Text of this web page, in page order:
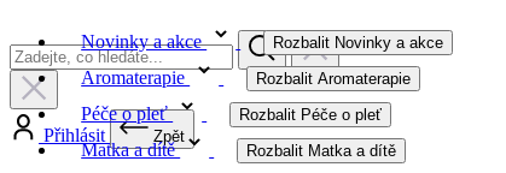
Novinky a akce Rozbalit Novinky a akce
Aromaterapie Rozbalit Aromaterapie
Péče o pleť Rozbalit Péče o pleť
Matka a dítě Rozbalit Matka a dítě
Přihlásit Zpět